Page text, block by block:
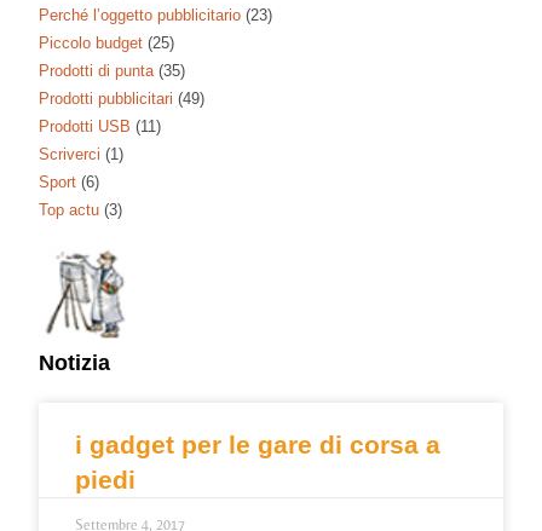
Perché l’oggetto pubblicitario (23)
Piccolo budget (25)
Prodotti di punta (35)
Prodotti pubblicitari (49)
Prodotti USB (11)
Scriverci (1)
Sport (6)
Top actu (3)
Notizia
i gadget per le gare di corsa a
piedi
Settembre 4, 2017